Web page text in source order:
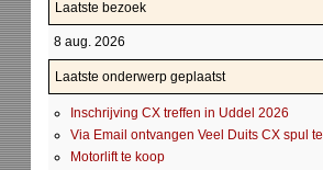
Laatste bezoek
8 aug. 2026
Laatste onderwerp geplaatst
Inschrijving CX treffen in Uddel 2026
Via Email ontvangen Veel Duits CX spul
Motorlift te koop